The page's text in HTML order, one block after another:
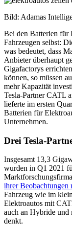
Bild: Adamas
Bei den Batterien für
Fahrzeugen selbst:
was bedeutet, dass
Anbieter überhaupt
Gigafactorys
können, so müssen
mehr Kapazität
Tesla-Partner CATL
lieferte im ersten
Batterien für
Unternehmen.
Drei Tesla-
Insgesamt 13,3
wurden in Q1 2021
ihrer Beobachtungen
Fahrzeug wie im
Elektroautos mit
auch an Hybride und
denkt.